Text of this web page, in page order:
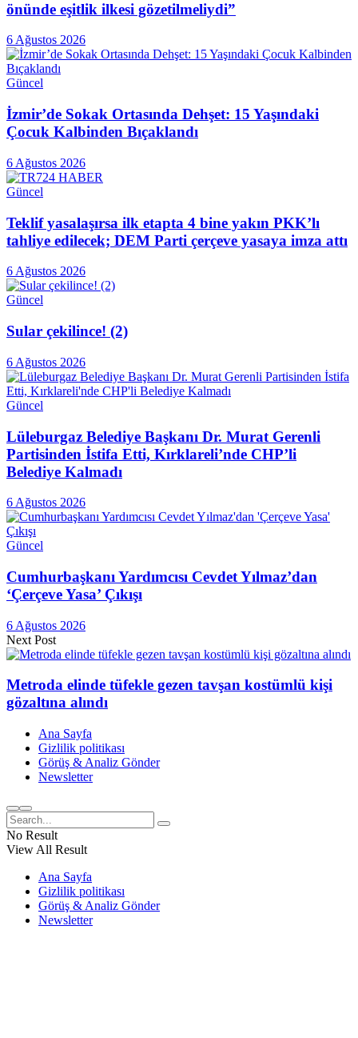
önünde eşitlik ilkesi gözetilmeliydi”
6 Ağustos 2026
Güncel
İzmir’de Sokak Ortasında Dehşet: 15 Yaşındaki
Çocuk Kalbinden Bıçaklandı
6 Ağustos 2026
Güncel
Teklif yasalaşırsa ilk etapta 4 bine yakın PKK’lı
tahliye edilecek; DEM Parti çerçeve yasaya imza attı
6 Ağustos 2026
Güncel
Sular çekilince! (2)
6 Ağustos 2026
Güncel
Lüleburgaz Belediye Başkanı Dr. Murat Gerenli
Partisinden İstifa Etti, Kırklareli’nde CHP’li
Belediye Kalmadı
6 Ağustos 2026
Güncel
Cumhurbaşkanı Yardımcısı Cevdet Yılmaz’dan
‘Çerçeve Yasa’ Çıkışı
6 Ağustos 2026
Next Post
Metroda elinde tüfekle gezen tavşan kostümlü kişi
gözaltına alındı
Ana Sayfa
Gizlilik politikası
Görüş & Analiz Gönder
Newsletter
No Result
View All Result
Ana Sayfa
Gizlilik politikası
Görüş & Analiz Gönder
Newsletter